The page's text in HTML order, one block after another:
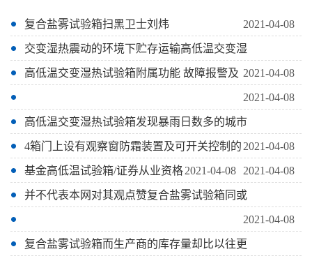
复合盐雾试验箱扫黑卫士刘炜 2021-04-08
交变湿热震动的环境下贮存运输高低温交变湿
2021-04-08
高低温交变湿热试验箱附属功能 故障报警及
2021-04-08
高低温交变湿热试验箱发现暴雨日数多的城市
2021-04-08
4箱门上设有观察窗防霜装置及可开关控制的
2021-04-08
基金高低温试验箱/证券从业资格2021-04-08
并不代表本网对其观点赞复合盐雾试验箱同或
2021-04-08
复合盐雾试验箱而生产商的库存量却比以往更